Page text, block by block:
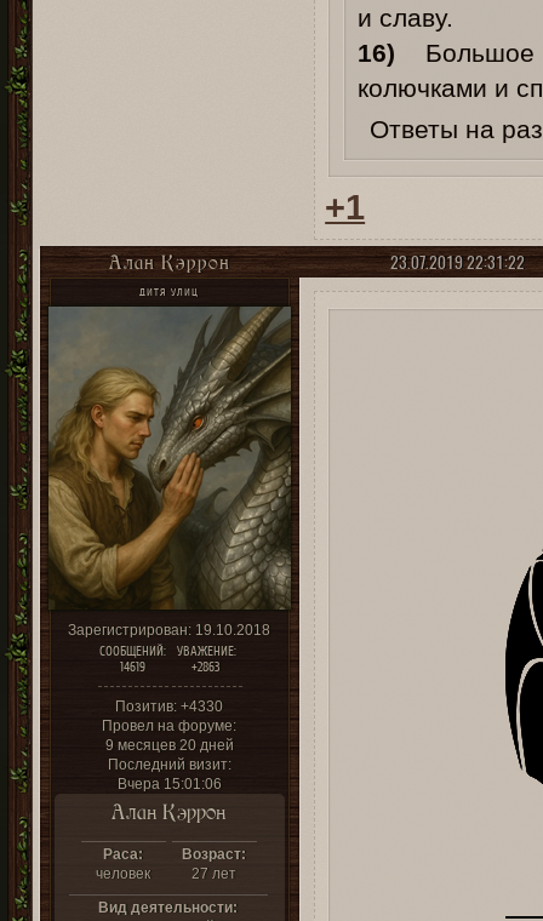
и славу.
16) Большое
колючками и
Ответы на
+1
23.07.2019 22:31:22
Алан Кэррон
ДИТЯ УЛИЦ
Зарегистрирован: 19.10.2018
СООБЩЕНИЙ:
14619
УВАЖЕНИЕ:
+2863
Позитив: +4330
Провел на форуме:
9 месяцев 20 дней
Последний визит:
Вчера 15:01:06
Алан Кэррон
Раса:
человек
Возраст:
27 лет
Вид деятельности: